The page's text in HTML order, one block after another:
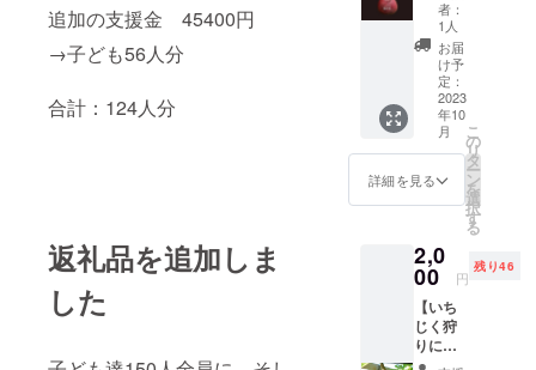
追加の支援金 45400円
→子ども56人分
合計：124人分
返礼品を追加しま
した
美味しい新
鮮な農産物
を自分自身
も食べたい
し、お客様
にも喜んで
ら。
〇農業の取
り組み
循環型農
業、児童へ
のいちじく
す。 寄
付完了
後に活
動結果
を取り
まとめ
します
ので発
送時期
は10月
この返
礼品を
選択し
支援い
ただく
と、児
＋お礼
の手紙
（紙媒
体） 車
などに
貼れる
「しあ
わせ無
花果」
のス
テッ
（10cm
角）と
一緒
に、 当
園から
感謝の
者：
1人
お届
け予
定：
2023
年10
月
詳細を見る
こ
の
リ
タ
ー
ン
を
選
択
す
る
2,0
00 円
残り46
【いち
じく狩
りにご
招待】